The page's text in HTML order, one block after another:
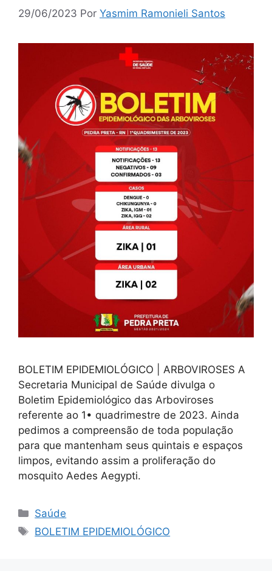
29/06/2023 Por Yasmim Ramonieli Santos
BOLETIM EPIDEMIOLÓGICO | ARBOVIROSES A
Secretaria Municipal de Saúde divulga o
Boletim Epidemiológico das Arboviroses
referente ao 1• quadrimestre de 2023. Ainda
pedimos a compreensão de toda população
para que mantenham seus quintais e espaços
limpos, evitando assim a proliferação do
mosquito Aedes Aegypti.
Saúde
BOLETIM EPIDEMIOLÓGICO